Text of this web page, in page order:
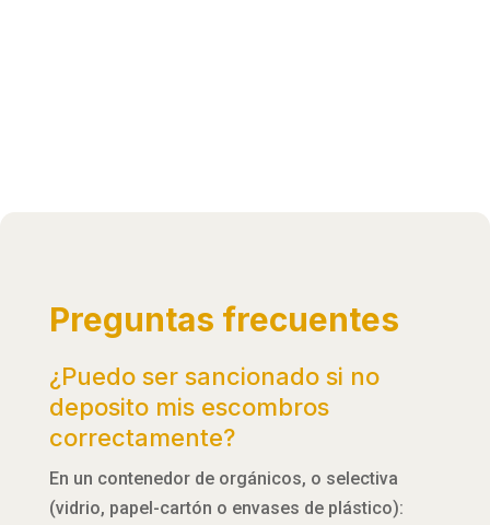
Preguntas frecuentes
¿Puedo ser sancionado si no
deposito mis escombros
correctamente?
En un contenedor de orgánicos, o selectiva
(vidrio, papel-cartón o envases de plástico):